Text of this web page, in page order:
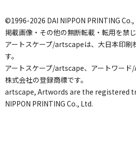
©1996-2026 DAI NIPPON PRINTING Co.,
掲載画像・その他の無断転載・転用を禁じ
アートスケープ/artscapeは、大日本印刷
す。
アートスケープ/artscape、アートワー
株式会社の登録商標です。
artscape, Artwords are the registered
NIPPON PRINTING Co., Ltd.